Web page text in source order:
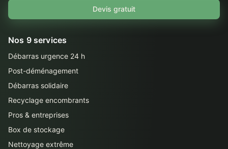
Devis gratuit
Nos 9 services
Débarras urgence 24 h
Post-déménagement
Débarras solidaire
Recyclage encombrants
Pros & entreprises
Box de stockage
Nettoyage extrême